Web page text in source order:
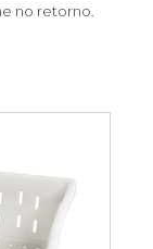
no retorno.